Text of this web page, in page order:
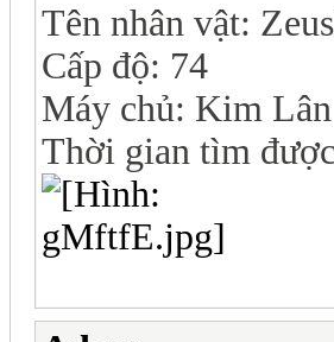
Tên nhân vật:
Cấp độ: 74
Máy chủ: Kim
Thời gian tìm